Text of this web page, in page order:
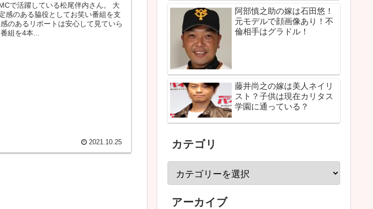
で活躍している松尾伴内さん。 大
感のある脇役としてお笑い番組を支
のあるリポートは安心して見ていら
組を4本...
2021.10.25
阿部慎之助の嫁は石田悠！
元モデルで顔画像あり！不
倫相手はグラドル！
藤井尚之の嫁は美人ネイリ
スト？子供は現在カリタス
学園に通っている？
カテゴリ
アーカイブ